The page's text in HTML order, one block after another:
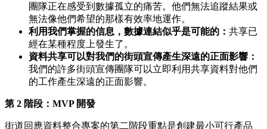
團隊正在感受到數據孤立的痛苦。他們無法追蹤結果或
無法像他們希望的那樣有效率地運作。
利用我們掌握的信息，數據連結似乎是可能的： 共享已
經在某種程度上發生了。
資料共享可以對我們的街頭宣傳產生深遠的正面影響：
我們的許多街頭宣傳團隊可以立即利用共享資料對他們
的工作產生深遠的正面影響。
第 2 階段：MVP 開發
街道回應資料整合專案的第二階段重點是創建最小可行產品